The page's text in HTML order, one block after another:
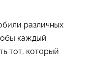
различных
каждый
тот, который